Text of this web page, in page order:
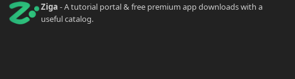
Ziga - A tutorial portal & free premium app downloads with a
useful catalog.